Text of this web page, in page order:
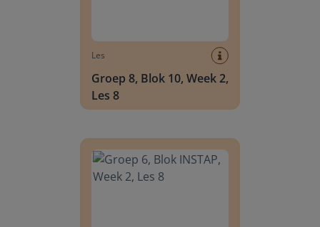
Les
Groep 8, Blok 10, Week 2,
Les 8